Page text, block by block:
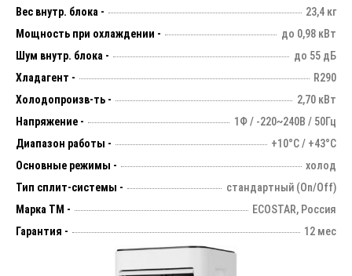
Вес внутр. блока -
23,4 кг
Мощность при охлаждении -
до 0,98 кВт
Шум внутр. блока -
до 55 дБ
Хладагент -
R290
Холодопроизв-ть -
2,70 кВт
Напряжение -
1Ф / -220~240В / 50Гц
Диапазон работы -
+10°С / +43°С
Основные режимы -
холод
Тип сплит-системы -
стандартный (On/Off)
Марка ТМ -
ECOSTAR, Россия
Гарантия -
12 мес